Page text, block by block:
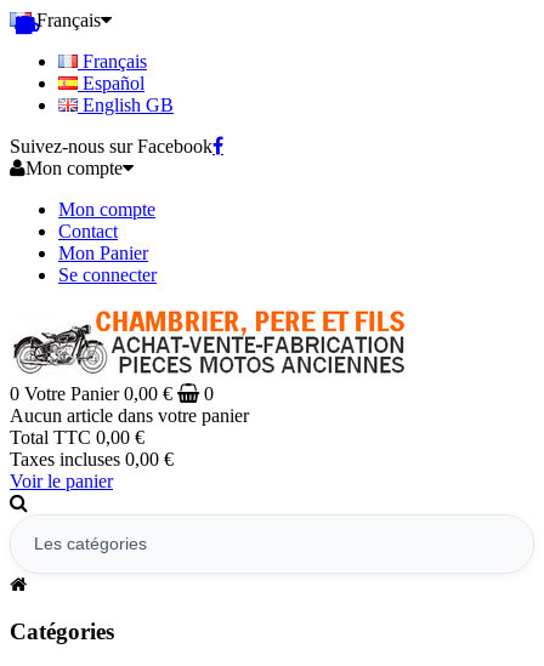
Français
Français
Español
English GB
Suivez-nous sur Facebook
Mon compte
Mon compte
Contact
Mon Panier
Se connecter
0 Votre Panier 0,00 €
0
Aucun article dans votre panier
Total TTC 0,00 €
Taxes incluses 0,00 €
Voir le panier
Catégories